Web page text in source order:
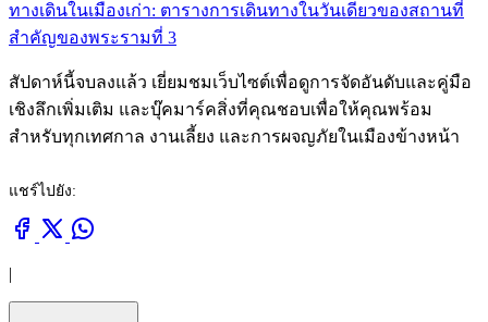
ทางเดินในเมืองเก่า: ตารางการเดินทางในวันเดียวของสถานที่
สำคัญของพระรามที่ 3
สัปดาห์นี้จบลงแล้ว เยี่ยมชมเว็บไซต์เพื่อดูการจัดอันดับและคู่มือ
เชิงลึกเพิ่มเติม และบุ๊คมาร์คสิ่งที่คุณชอบเพื่อให้คุณพร้อม
สำหรับทุกเทศกาล งานเลี้ยง และการผจญภัยในเมืองข้างหน้า
แชร์ไปยัง:
|